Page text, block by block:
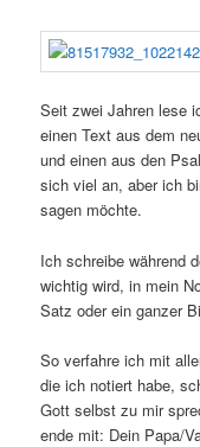
Seit zwei Jahren lese
einen Text aus dem
und einen aus den
sich viel an, aber ich
sagen möchte.
Ich schreibe während
wichtig wird, in mein
Satz oder ein ganzer
So verfahre ich mit
die ich notiert habe,
Gott selbst zu mir
ende mit: Dein Papa/